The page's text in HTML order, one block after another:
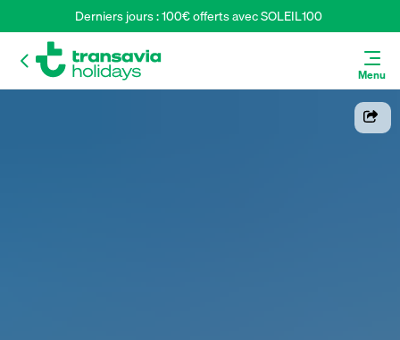
Derniers jours : 100€ offerts avec SOLEIL100
Menu